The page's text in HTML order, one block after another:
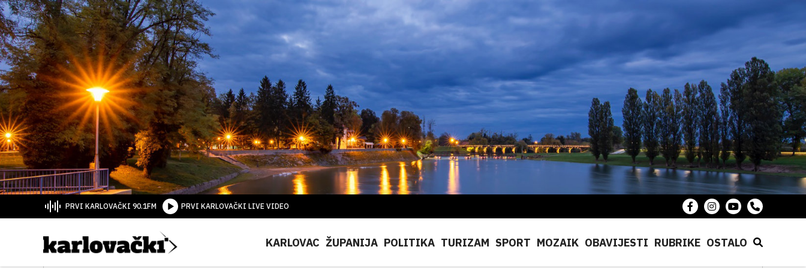
PRVI KARLOVAČKI 90.1FM PRVI KARLOVAČKI LIVE VIDEO
KARLOVAC ŽUPANIJA POLITIKA TURIZAM SPORT MOZAIK OBAVIJESTI RUBRIKE OSTALO